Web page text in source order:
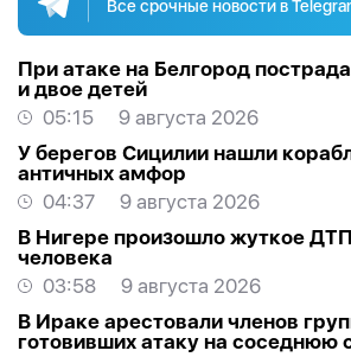
Все срочные новости в
При атаке на Белгород
и двое детей
05:15
9 августа 2026
У берегов Сицилии нашли
античных амфор
04:37
9 августа 2026
В Нигере произошло жуткое
человека
03:58
9 августа 2026
В Ираке арестовали членов
готовивших атаку на соседнюю